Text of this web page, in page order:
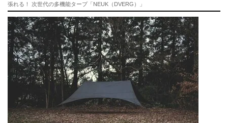
張れる！ 次世代の多機能タープ「NEUK（DVERG）」